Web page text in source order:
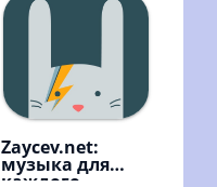
Zaycev.net:
музыка для
каждого